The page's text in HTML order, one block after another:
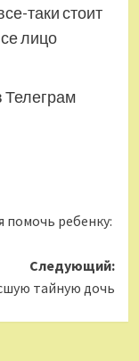
таки стоит
лицо
Телеграм
помочь ребенку:
Следующий:
тайную дочь